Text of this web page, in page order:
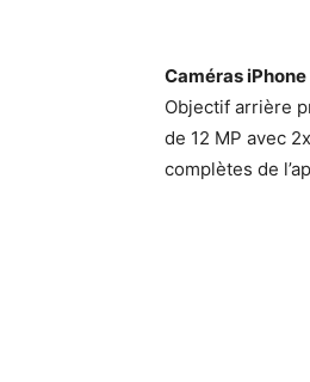
Caméras iPhone
Objectif arrière
de 12 MP avec
complètes de